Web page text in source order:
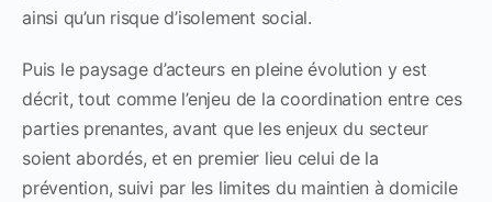
ainsi qu’un risque d’isolement social.
Puis le paysage d’acteurs en pleine évolution y est
décrit, tout comme l’enjeu de la coordination entre ces
parties prenantes, avant que les enjeux du secteur
soient abordés, et en premier lieu celui de la
prévention, suivi par les limites du maintien à domicile